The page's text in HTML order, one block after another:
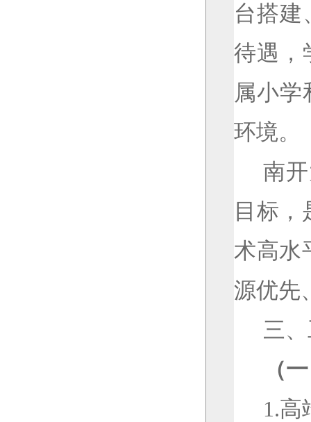
台搭建
待遇，
属小
环境。
南
目标
术高水
源优先
三
（
1.高